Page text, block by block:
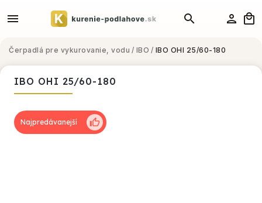
Čerpadlá pre vykurovanie, vodu / IBO / IBO OHI 25/60-180
IBO OHI 25/60-180